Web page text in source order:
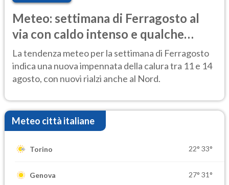
Meteo: settimana di Ferragosto al
via con caldo intenso e qualche
temporale
La tendenza meteo per la settimana di Ferragosto
indica una nuova impennata della calura tra 11 e 14
agosto, con nuovi rialzi anche al Nord.
Meteo città italiane
Torino 22° 33°
Genova 27° 31°